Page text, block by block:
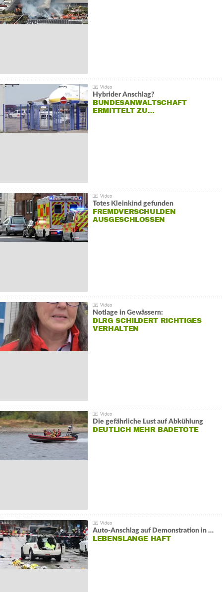
Hybrider Anschlag?
BUNDESANWALTSCHAFT
ERMITTELT ZU…
Totes Kleinkind gefunden
FREMDVERSCHULDEN
AUSGESCHLOSSEN
Notlage in Gewässern:
DLRG SCHILDERT RICHTIGES
VERHALTEN
Die gefährliche Lust auf Abkühlung
DEUTLICH MEHR BADETOTE
Auto-Anschlag auf Demonstration in München:
LEBENSLANGE HAFT